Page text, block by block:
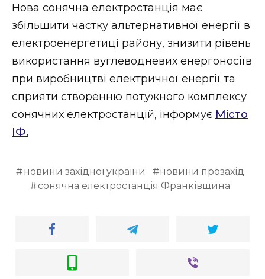
ВІДЕО
Нова сонячна електростанція має
збільшити частку альтернативної енергії в
електроенергетиці району, знизити рівень
використання вуглеводневих енергоносіїв
при виробництві електричної енергії та
сприяти створенню потужного комплексу
сонячних електростанцій, інформує Місто
ІФ.
новини західної україни
новини прозахід
сонячна електростанція Франківщина